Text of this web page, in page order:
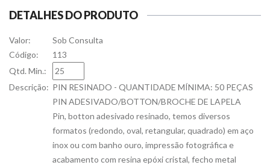
DETALHES DO PRODUTO
Valor:
Sob Consulta
Código:
113
Qtd. Min.:
Descrição: PIN RESINADO - QUANTIDADE MÍNIMA: 50 PEÇAS
PIN ADESIVADO/BOTTON/BROCHE DE LAPELA
Pin, botton adesivado resinado, temos diversos
formatos (redondo, oval, retangular, quadrado) em aço
inox ou com banho ouro, impressão fotográfica e
acabamento com resina epóxi cristal, fecho metal